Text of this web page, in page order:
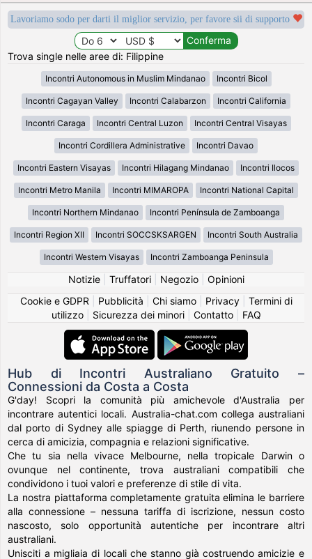
Lavoriamo sodo per darti il miglior servizio, per favore sii di supporto
Trova single nelle aree di: Filippine
Incontri Autonomous in Muslim Mindanao Incontri Bicol
Incontri Cagayan Valley Incontri Calabarzon Incontri California
Incontri Caraga Incontri Central Luzon Incontri Central Visayas
Incontri Cordillera Administrative Incontri Davao
Incontri Eastern Visayas Incontri Hilagang Mindanao Incontri Ilocos
Incontri Metro Manila Incontri MIMAROPA Incontri National Capital
Incontri Northern Mindanao Incontri Península de Zamboanga
Incontri Region XII Incontri SOCCSKSARGEN Incontri South Australia
Incontri Western Visayas Incontri Zamboanga Peninsula
Notizie| Truffatori| Negozio| Opinioni
Cookie e GDPR
Pubblicità Chi siamo| Privacy| Termini di
utilizzo| Sicurezza dei minori| Contatto| FAQ
Hub di Incontri Australiano Gratuito –
Connessioni da Costa a Costa
G'day! Scopri la comunità più amichevole d'Australia per
incontrare autentici locali. Australia-chat.com collega australiani
dal porto di Sydney alle spiagge di Perth, riunendo persone in
cerca di amicizia, compagnia e relazioni significative.
Che tu sia nella vivace Melbourne, nella tropicale Darwin o
ovunque nel continente, trova australiani compatibili che
condividono i tuoi valori e preferenze di stile di vita.
La nostra piattaforma completamente gratuita elimina le barriere
alla connessione – nessuna tariffa di iscrizione, nessun costo
nascosto, solo opportunità autentiche per incontrare altri
australiani.
Unisciti a migliaia di locali che stanno già costruendo amicizie e